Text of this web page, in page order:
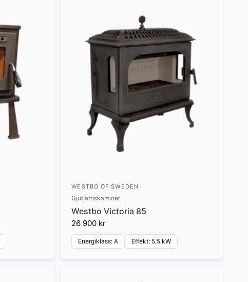
WESTBO OF SWEDEN
Gjutjärnskaminer
Westbo Victoria 85
26 900 kr
Energiklass: A Effekt: 5,5 kW